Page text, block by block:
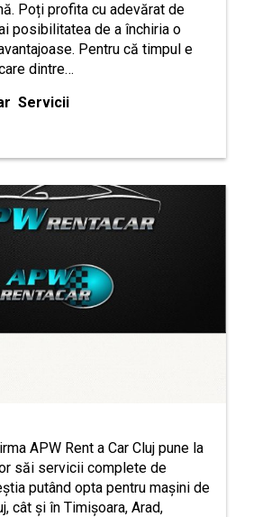
Poți profita cu adevărat de
posibilitatea de a închiria o
Pentru că timpul e
dintre…
Servicii
APW Rent a Car Cluj pune la
săi servicii complete de
putând opta pentru mașini de
cât și în Timișoara, Arad,